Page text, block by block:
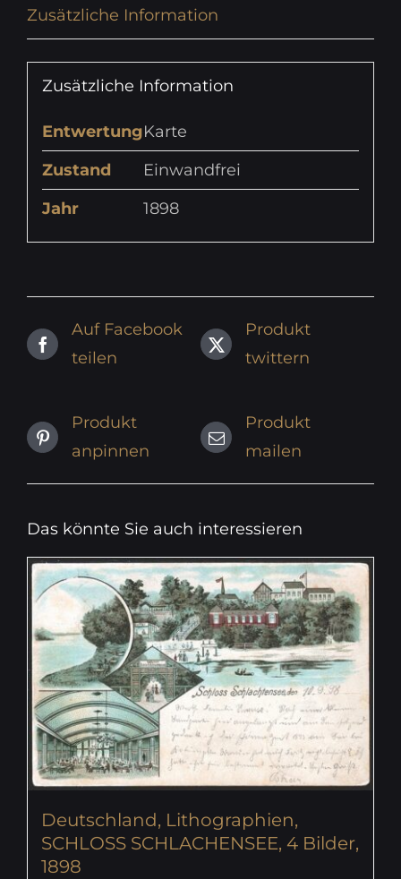
Zusätzliche Information
Zusätzliche Information
EntwertungKarte
Zustand
Einwandfrei
Jahr
1898
Auf Facebook
teilen
Produkt
twittern
Produkt
anpinnen
Produkt
mailen
Das könnte Sie auch interessieren
Deutschland, Lithographien,
SCHLOSS SCHLACHENSEE, 4 Bilder,
1898